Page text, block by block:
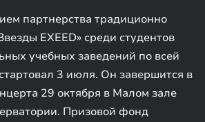
партнерства традиционно
EXEED» среди студентов
учебных заведений по всей
3 июля. Он завершится в
29 октября в Малом зале
Призовой фонд